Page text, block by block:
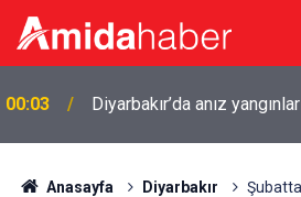
23:28 Yeni sezon Van’a
Anasayfa Diyarbakır